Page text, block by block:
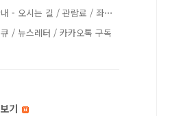
- 오시는 길 / 관람료 / 좌⋯
/ 뉴스레터 / 카카오톡 구독
기